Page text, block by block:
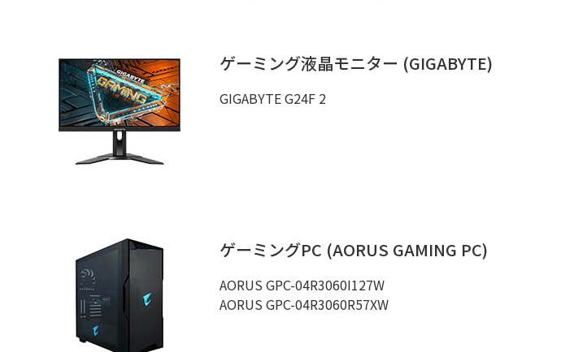
ゲーミング液晶モニター (GIGABYTE)
GIGABYTE G24F 2
ゲーミングPC (AORUS GAMING PC)
AORUS GPC-04R3060I127W
AORUS GPC-04R3060R57XW